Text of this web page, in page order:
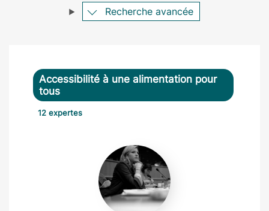
Recherche avancée
Accessibilité à une alimentation pour
tous
12 expertes
Marie
Drique